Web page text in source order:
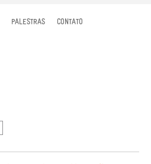
PALESTRAS CONTATO